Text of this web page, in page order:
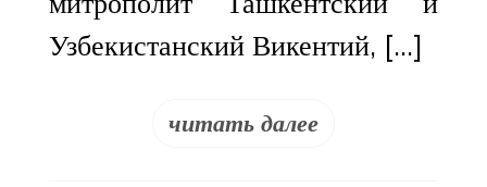
Узбекистанский Викентий, […]
читать далее